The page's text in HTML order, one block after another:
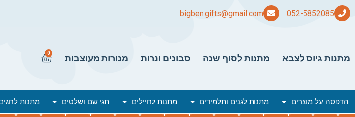
bigben.gifts@gmail.com
מתנות גיוס לצבא מתנות לסוף שנה סבונים ונרות מנורות מעוצבות
0
הדפסה על מוצרים מתנות לגנים ותלמידים מתנות לחיילים תגי שם ושלטים מתנות לחגים